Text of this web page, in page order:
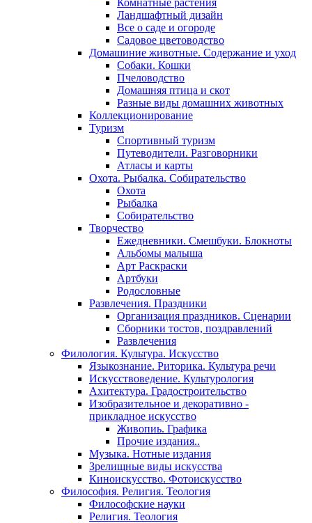
Комнатные растения
Ландшафтный дизайн
Все о саде и огороде
Садовое цветоводство
Домашиние животные. Содержание и уход
Собаки. Кошки
Пчеловодство
Домашняя птица и скот
Разные виды домашних животных
Коллекционирование
Туризм
Спортивный туризм
Путеводители. Разговорники
Атласы и карты
Охота. Рыбалка. Собирательство
Охота
Рыбалка
Собирательство
Творчество
Ежедневники. Смешбуки. Блокноты
Альбомы малыша
Арт Раскраски
Артбуки
Родословные
Развлечения. Праздники
Организация праздников. Сценарии
Сборники тостов, поздравлений
Развлечения
Филология. Культура. Искусство
Языкознание. Риторика. Культура речи
Искусствоведение. Культурология
Ахитектура. Градостроительство
Изобразительное и декоративно -
прикладное искусство
Живопиь. Графика
Прочие издания..
Музыка. Нотные издания
Зрелищные виды искусства
Киноискусство. Фотоискусство
Философия. Религия. Теология
Философские науки
Религия. Теология